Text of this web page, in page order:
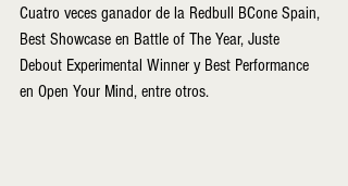
Cuatro veces ganador de la Redbull BCone Spain,
Best Showcase en Battle of The Year, Juste
Debout Experimental Winner y Best Performance
en Open Your Mind, entre otros.